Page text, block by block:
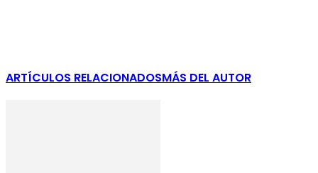
ARTÍCULOS RELACIONADOSMÁS DEL AUTOR